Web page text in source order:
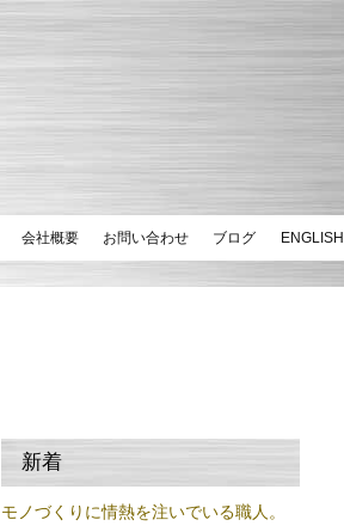
会社概要 お問い合わせ ブログ ENGLISH
新着
モノづくりに情熱を注いでいる職人。